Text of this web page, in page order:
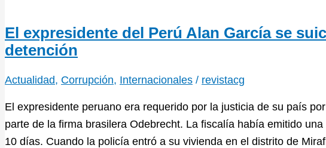
El expresidente del Perú Alan García se
detención
Actualidad, Corrupción, Internacionales / revistacg
El expresidente peruano era requerido por la justicia de su país
parte de la firma brasilera Odebrecht. La fiscalía había emitido
10 días. Cuando la policía entró a su vivienda en el distrito de